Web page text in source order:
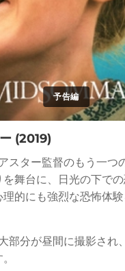
予告編
(2019)
スター監督のもう一つ
舞台に、日光の下での
的にも強烈な恐怖体験
部分が昼間に撮影され